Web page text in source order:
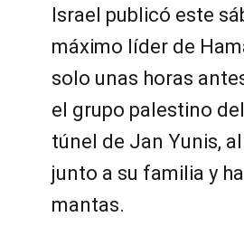
Israel publicó este
máximo líder de
solo unas horas
el grupo palestino
túnel de Jan Yunis,
junto a su familia y
mantas.